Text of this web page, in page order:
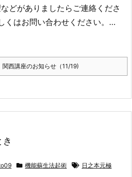
どがありましたらご連絡くださ
くはお問い合わせください。…
関西講座のお知らせ（11/19)
機能蘇生法起術 日之本元極